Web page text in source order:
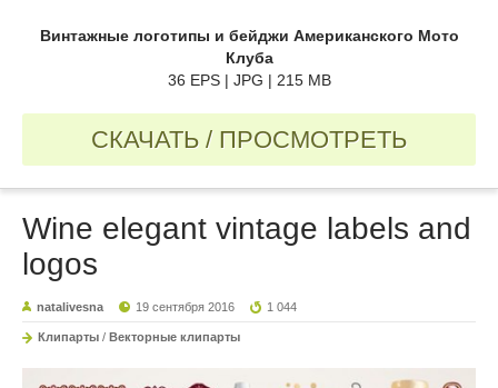
Винтажные логотипы и бейджи Американского Мото
Клуба
36 EPS | JPG | 215 MB
СКАЧАТЬ / ПРОСМОТРЕТЬ
Wine elegant vintage labels and
logos
natalivesna 19 сентября 2016 1 044
Клипарты / Векторные клипарты